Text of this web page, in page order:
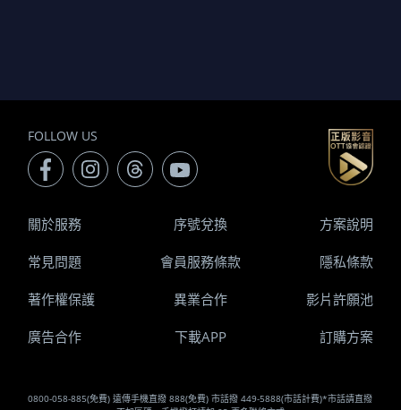
FOLLOW US
0800-058-885(免費) 遠傳手機直撥 888(免費) 市話撥 449-5888(市話計費)*市話請直撥
關於服務 序號兌換 方案說明
常見問題 會員服務條款 隱私條款
著作權保護 異業合作 影片許願池
廣告合作 下載APP 訂購方案